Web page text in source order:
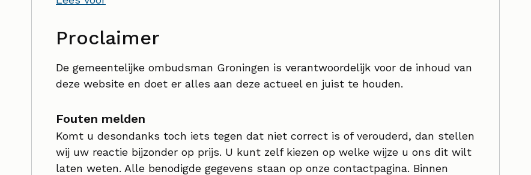
Proclaimer
De gemeentelijke ombudsman Groningen is verantwoordelijk voor de inhoud van
deze website en doet er alles aan deze actueel en juist te houden.
Fouten melden
Komt u desondanks toch iets tegen dat niet correct is of verouderd, dan stellen
wij uw reactie bijzonder op prijs. U kunt zelf kiezen op welke wijze u ons dit wilt
laten weten. Alle benodigde gegevens staan op onze contactpagina. Binnen